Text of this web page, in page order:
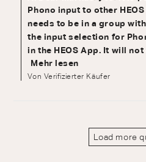
Phono input to other
needs to be in a group
the input selection for
in the HEOS App. It will
Mehr lesen
Von Verifizierter Käufer
Load more